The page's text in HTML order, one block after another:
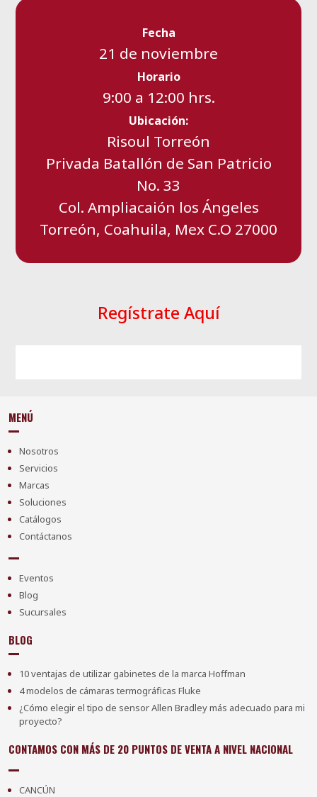
Fecha
21 de noviembre
Horario
9:00 a 12:00 hrs.
Ubicación:
Risoul Torreón
Privada Batallón de San Patricio
No. 33
Col. Ampliacaión los Ángeles
Torreón, Coahuila, Mex C.O 27000
Regístrate Aquí
MENÚ
Nosotros
Servicios
Marcas
Soluciones
Catálogos
Contáctanos
Eventos
Blog
Sucursales
BLOG
10 ventajas de utilizar gabinetes de la marca Hoffman
4 modelos de cámaras termográficas Fluke
¿Cómo elegir el tipo de sensor Allen Bradley más adecuado para mi
proyecto?
CONTAMOS CON MÁS DE 20 PUNTOS DE VENTA A NIVEL NACIONAL
CANCÚN